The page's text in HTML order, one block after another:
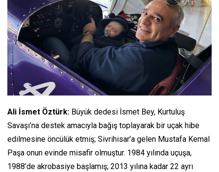
Ali İsmet Öztürk: Büyük dedesi İsmet Bey, Kurtuluş
Savaşı’na destek amacıyla bağış toplayarak bir uçak hibe
edilmesine öncülük etmiş; Sivrihisar’a gelen Mustafa Kemal
Paşa onun evinde misafir olmuştur. 1984 yılında uçuşa,
1988’de akrobasiye başlamış; 2013 yılına kadar 22 ayrı